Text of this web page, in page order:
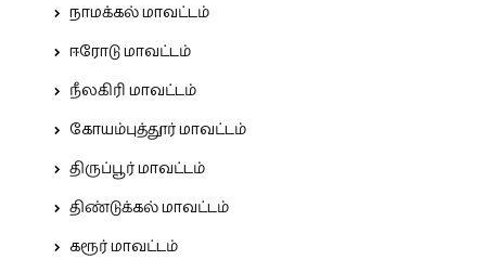
நாமக்கல் மாவட்டம்
ஈரோடு மாவட்டம்
நீலகிரி மாவட்டம்
கோயம்புத்தூர் மாவட்டம்
திருப்பூர் மாவட்டம்
திண்டுக்கல் மாவட்டம்
கரூர் மாவட்டம்